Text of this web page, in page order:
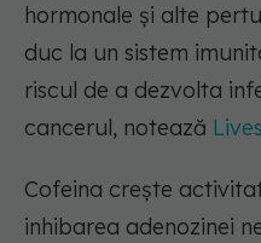
hormonale și alte
duc la un sistem
riscul de a dezvolta
cancerul, notează
Cofeina crește
inhibarea adenozinei